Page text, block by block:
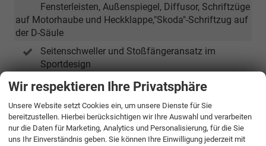
Fensterleisten, Außenspiegel, Diffusor, Schriftzüge
auf Motorhaube und Heckklappe,"Skoda"-Schriftzug auf
der D-Säule
Seitenschweller und Stoßfängeransatz im
Sportdesign
Sportline-Emblem
Sunset inkl. seitlicher Akustikverglasung vorn
Versenkbare aerodynamische Türgriffe
Wir respektieren Ihre Privatsphäre
Unsere Website setzt Cookies ein, um unsere Dienste für Sie
bereitzustellen. Hierbei berücksichtigen wir Ihre Auswahl und verarbeiten
nur die Daten für Marketing, Analytics und Personalisierung, für die Sie
uns Ihr Einverständnis geben. Sie können Ihre Einwilligung jederzeit mit